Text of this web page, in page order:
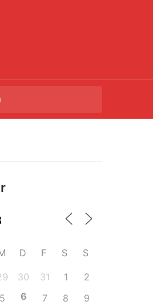
D F S S
30 31 1
2
5 6 7 8
9